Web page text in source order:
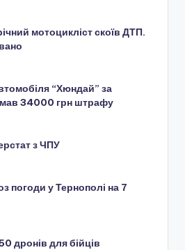
мотоцикліст скоїв ДТП.
“Хюндай” за
34000 грн штрафу
з ЧПУ
погоди у Тернополі на 7
дронів для бійців